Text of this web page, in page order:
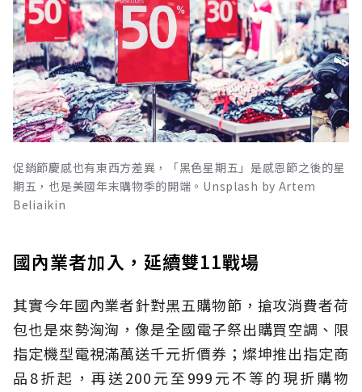
促銷節慶感也有東西方差異，「黑色星期五」是感恩節之後的星
期五，也是美國年末購物季的開端。Unsplash by Artem
Beliaikin
國內業者加入，延續雙11戰場
其實今年國內業者針對黑五購物節，搶攻消費者荷
包也是來勢洶洶，像是全國電子祭出購買空調、限
指定機型電視滿萬送千元折價券；燦坤推出指定商
品8折起，再送200元至999元不等的現折購物